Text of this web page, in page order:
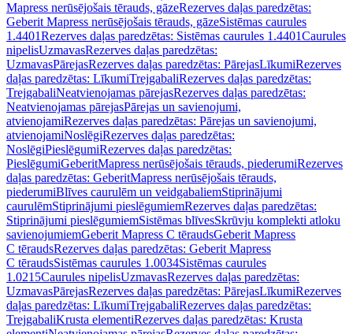
Mapress nerūsējošais tērauds, gāzeRezerves daļas paredzētas:
Geberit Mapress nerūsējošais tērauds, gāzeSistēmas caurules
1.4401Rezerves daļas paredzētas: Sistēmas caurules 1.4401Caurules
nipelisUzmavasRezerves daļas paredzētas:
UzmavasPārejasRezerves daļas paredzētas: PārejasLīkumiRezerves
daļas paredzētas: LīkumiTrejgabaliRezerves daļas paredzētas:
TrejgabaliNeatvienojamas pārejasRezerves daļas paredzētas:
Neatvienojamas pārejasPārejas un savienojumi,
atvienojamiRezerves daļas paredzētas: Pārejas un savienojumi,
atvienojamiNoslēgiRezerves daļas paredzētas:
NoslēgiPieslēgumiRezerves daļas paredzētas:
PieslēgumiGeberitMapress nerūsējošais tērauds, piederumiRezerves
daļas paredzētas: GeberitMapress nerūsējošais tērauds,
piederumiBlīves caurulēm un veidgabaliemStiprinājumi
caurulēmStiprinājumi pieslēgumiemRezerves daļas paredzētas:
Stiprinājumi pieslēgumiemSistēmas blīvesSkrūvju komplekti atloku
savienojumiemGeberit Mapress C tēraudsGeberit Mapress
C tēraudsRezerves daļas paredzētas: Geberit Mapress
C tēraudsSistēmas caurules 1.0034Sistēmas caurules
1.0215Caurules nipelisUzmavasRezerves daļas paredzētas:
UzmavasPārejasRezerves daļas paredzētas: PārejasLīkumiRezerves
daļas paredzētas: LīkumiTrejgabaliRezerves daļas paredzētas:
TrejgabaliKrusta elementiRezerves daļas paredzētas: Krusta